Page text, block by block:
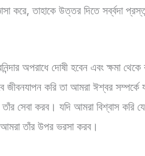
করে, তাহাকে উত্তর দিতে সর্ব্বদা
অপরাধে দোষী হবেন এবং ক্ষমা
করি তা আমরা ঈশ্বর সম্পর্কে
সেবা করব। যদি আমরা বিশ্বাস করি যে
আমরা তাঁর উপর ভরসা করব।